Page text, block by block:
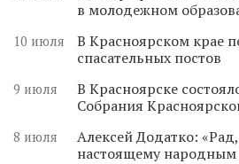
в молодежном
10 июля
В Красноярском крае
спасательных постов
9 июля
В Красноярске
Собрания
8 июля
Алексей Додатко:
настоящему